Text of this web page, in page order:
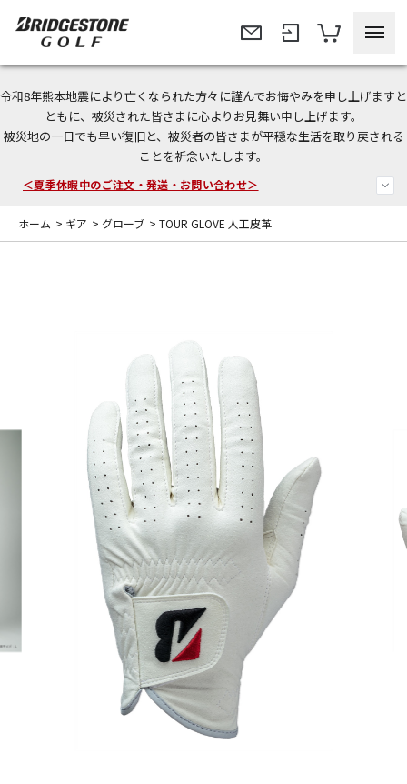
令和8年熊本地震により亡くなられた方々に謹んでお悔やみを申し上げますと
ともに、被災された皆さまに心よりお見舞い申し上げます。
被災地の一日でも早い復旧と、被災者の皆さまが平穏な生活を取り戻される
ことを祈念いたします。
今なら新規会員登録で1,000円OFFクーポンプレゼント！
＜商品配送に関するお知らせ＞
＜夏季休暇中のご注文・発送・お問い合わせ＞
ホーム > ギア > グローブ > TOUR GLOVE 人工皮革